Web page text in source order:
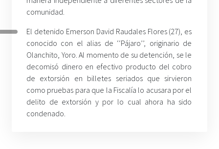
comunidad.
El detenido Emerson David Raudales Flores (27), es
conocido con el alias de ‘‘Pájaro’’, originario de
Olanchito, Yoro. Al momento de su detención, se le
decomisó dinero en efectivo producto del cobro
de extorsión en billetes seriados que sirvieron
como pruebas para que la Fiscalía lo acusara por el
delito de extorsión y por lo cual ahora ha sido
condenado.